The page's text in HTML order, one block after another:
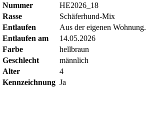
Nummer
HE2026_18
Rasse
Schäferhund-Mix
Entlaufen
Aus der eigenen Wohnung.
Entlaufen am
14.05.2026
Farbe
hellbraun
Geschlecht
männlich
Alter
4
Kennzeichnung Ja